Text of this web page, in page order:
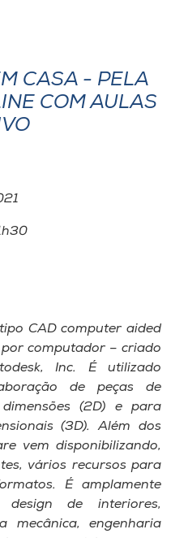
CASA - PELA
COM AULAS
CAD computer aided
computador – criado
Inc. É utilizado
de peças de
(2D) e para
(3D). Além dos
vem disponibilizando,
vários recursos para
É amplamente
de interiores,
mecânica, engenharia